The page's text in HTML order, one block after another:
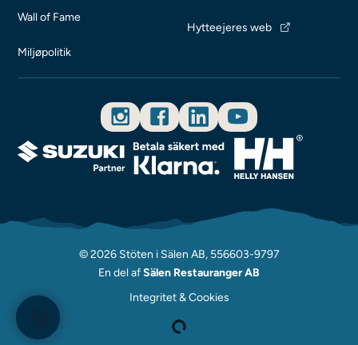
Wall of Fame
Miljøpolitik
Hytteejeres web
© 2026 Stöten i Sälen AB, 556603-9797
En del afSälen Restauranger AB
Integritet & Cookies
🍪